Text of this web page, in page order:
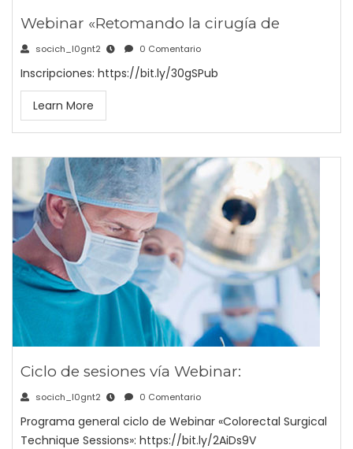
Webinar «Retomando la cirugía de
socich_l0gnt2 0 Comentario
Inscripciones: https://bit.ly/30gSPub
Learn More
Ciclo de sesiones vía Webinar:
socich_l0gnt2 0 Comentario
Programa general ciclo de Webinar «Colorectal Surgical
Technique Sessions»: https://bit.ly/2AiDs9V